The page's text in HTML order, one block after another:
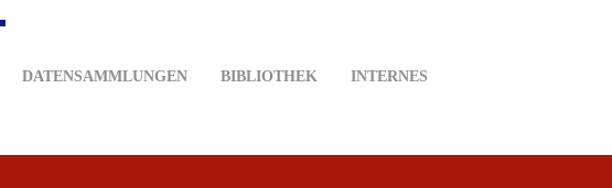
DATENSAMMLUNGEN BIBLIOTHEK INTERNES